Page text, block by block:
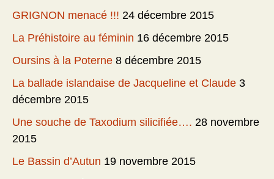
GRIGNON menacé !!! 24 décembre 2015
La Préhistoire au féminin 16 décembre 2015
Oursins à la Poterne 8 décembre 2015
La ballade islandaise de Jacqueline et Claude 3
décembre 2015
Une souche de Taxodium silicifiée…. 28 novembre
2015
Le Bassin d’Autun 19 novembre 2015